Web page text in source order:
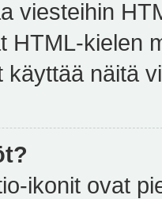
viesteihin
HTML-kielen
käyttää näitä
ikonit ovat